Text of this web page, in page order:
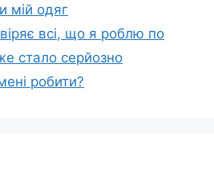
мій одяг
всі, що я роблю по
стало серйозно
робити?